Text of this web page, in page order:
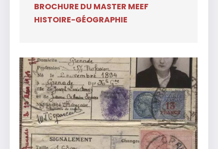
BROCHURE DU MASTER MEEF
HISTOIRE-GÉOGRAPHIE